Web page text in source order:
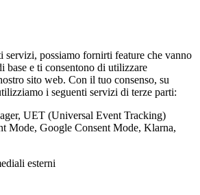
servizi, possiamo fornirti feature che vanno
base e ti consentono di utilizzare
sito web. Con il tuo consenso, su
i seguenti servizi di terze parti:
UET (Universal Event Tracking)
Mode, Google Consent Mode, Klarna,
esterni